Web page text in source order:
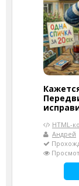
HTML-
Андрей